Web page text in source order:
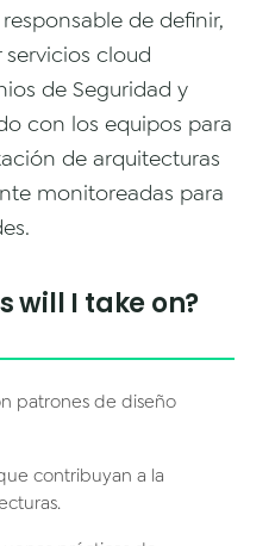
Chatbot
de definir,
cloud
de Seguridad y
con los equipos para
de arquitecturas
monitoreadas para
will I take on?
patrones de diseño
contribuyan a la